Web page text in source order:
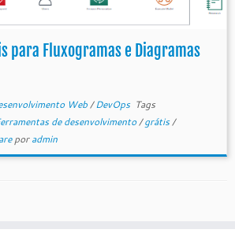
para Fluxogramas e Diagramas
Web/DevOps Tags
de desenvolvimento/grátis/
poradmin